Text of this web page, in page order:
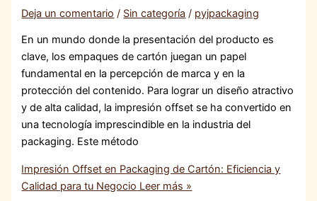
Deja un comentario / Sin categoría / pyjpackaging
En un mundo donde la presentación del producto es
clave, los empaques de cartón juegan un papel
fundamental en la percepción de marca y en la
protección del contenido. Para lograr un diseño atractivo
y de alta calidad, la impresión offset se ha convertido en
una tecnología imprescindible en la industria del
packaging. Este método
Impresión Offset en Packaging de Cartón: Eficiencia y
Calidad para tu Negocio Leer más »